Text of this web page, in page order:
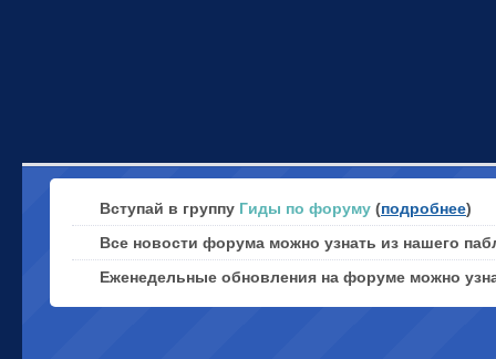
Вступай в группу Гиды по форуму (подробнее)
Все новости форума можно узнать из нашего
Еженедельные обновления на форуме можно